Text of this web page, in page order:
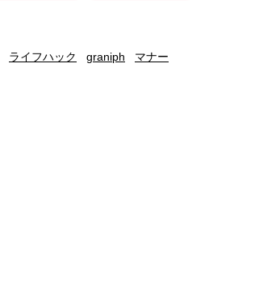
ライフハック graniph
マナー